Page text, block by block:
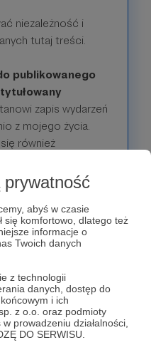
prywatność
abyś w czasie
się komfortowo, dlatego też
informacje o
Twoich danych
z technologii
danych, dostęp do
i ich
z o.o. oraz podmioty
prowadzeniu działalności,
DO SERWISU.
niezależność i
tutaj treści.
publikowanego
zapis wydarzeń
z mojego życia.
również
którzy wybrali
w postaci
tekstów dotąd
moje publikacje